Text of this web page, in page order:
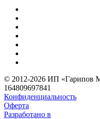
© 2012-2026 ИП «Гарипов
164809697841
Конфиденциальность
Оферта
Разработано в